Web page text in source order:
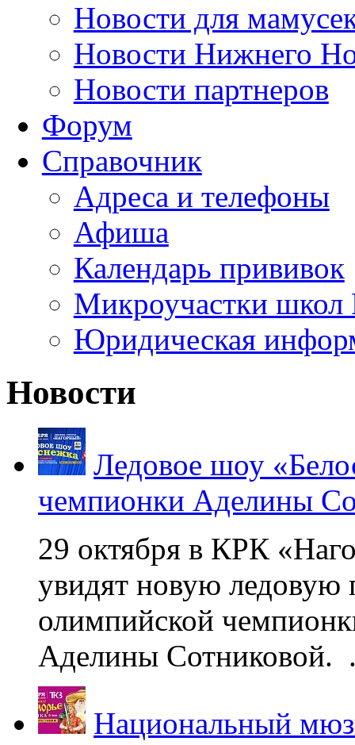
Новости для
Новости Нижнего
Новости партнеров
Форум
Справочник
Адреса и телефоны
Афиша
Календарь прививок
Микроучастки школ
Юридическая
Новости
Ледовое шоу
чемпионки Аделины
29 октября в КРК
увидят новую ледовую
олимпийской
Аделины Сотниковой.
Национальный